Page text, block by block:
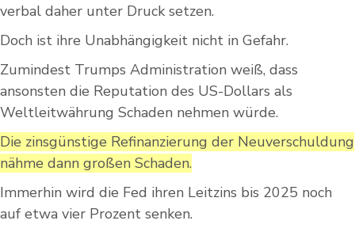
verbal daher unter Druck setzen.
Doch ist ihre Unabhängigkeit nicht in Gefahr.
Zumindest Trumps Administration weiß, dass
ansonsten die Reputation des US-Dollars als
Weltleitwährung Schaden nehmen würde.
Die zinsgünstige Refinanzierung der Neuverschuldung
nähme dann großen Schaden.
Immerhin wird die Fed ihren Leitzins bis 2025 noch
auf etwa vier Prozent senken.